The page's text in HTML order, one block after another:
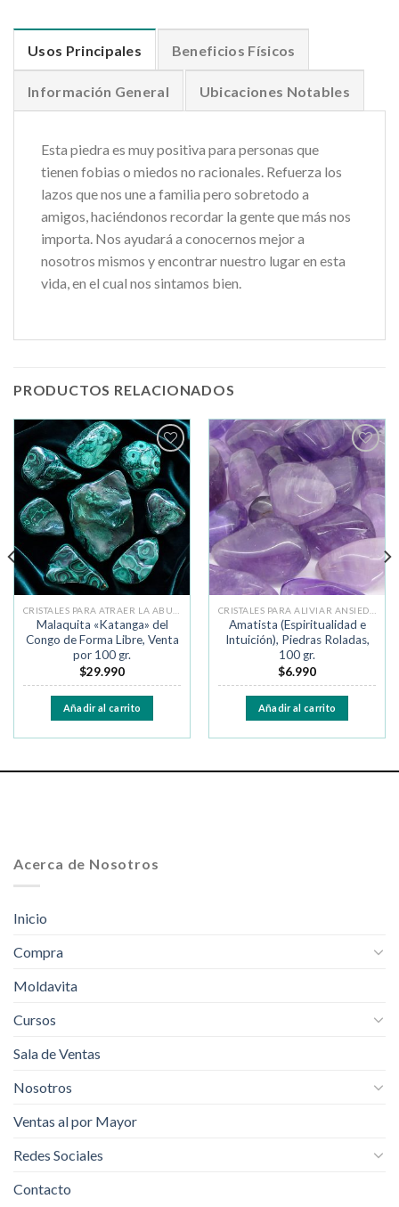
Usos Principales Beneficios Físicos
Información General Ubicaciones Notables
Esta piedra es muy positiva para personas que
tienen fobias o miedos no racionales. Refuerza los
lazos que nos une a familia pero sobretodo a
amigos, haciéndonos recordar la gente que más nos
importa. Nos ayudará a conocernos mejor a
nosotros mismos y encontrar nuestro lugar en esta
vida, en el cual nos sintamos bien.
PRODUCTOS RELACIONADOS
Añadir
a la
lista de
deseos
Malaquita «Katanga» del
Congo de Forma Libre, Venta
por 100 gr.
$29.990
Añadir al carrito
Añadir
lista de
deseos
Amatista (Espiritualidad e
Intuición), Piedras Roladas,
100 gr.
$6.990
Añadir al carrito
Acerca de Nosotros
Inicio
Compra
Moldavita
Cursos
Sala de Ventas
Nosotros
Ventas al por Mayor
Redes Sociales
Contacto